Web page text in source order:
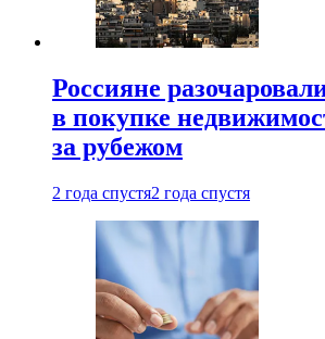
Россияне
в покупке
за рубежом
2 года спустя2 года спустя